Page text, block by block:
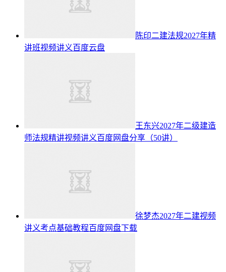
陈印二建法规2027年精
讲班视频讲义百度云盘
王东兴2027年二级建造
师法规精讲视频讲义百度网盘分享（50讲）
徐梦杰2027年二建视频
讲义考点基础教程百度网盘下载